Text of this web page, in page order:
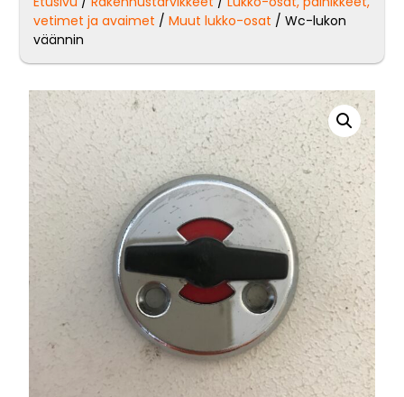
vetimet ja avaimet /Muut lukko-osat / Wc-lukon
väännin